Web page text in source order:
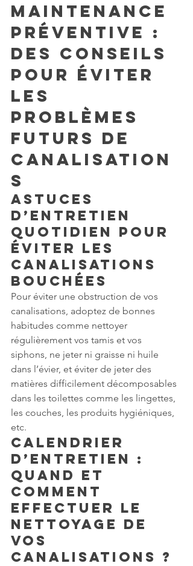
Maintenance
préventive :
des conseils
pour éviter
les
problèmes
futurs de
canalisation
s
Astuces
d’entretien
quotidien pour
éviter les
canalisations
bouchées
Pour éviter une obstruction de vos
canalisations, adoptez de bonnes
habitudes comme nettoyer
régulièrement vos tamis et vos
siphons, ne jeter ni graisse ni huile
dans l’évier, et éviter de jeter des
matières difficilement décomposables
dans les toilettes comme les lingettes,
les couches, les produits hygiéniques,
etc.
Calendrier
d’entretien :
Quand et
comment
effectuer le
nettoyage de
vos
canalisations ?